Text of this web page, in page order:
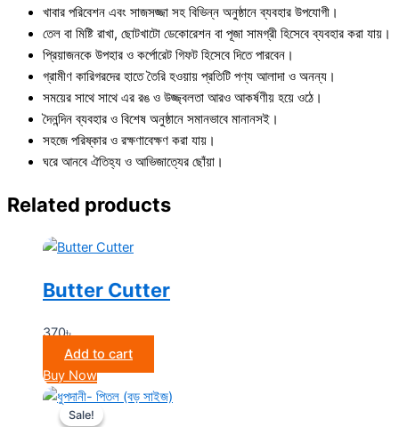
খাবার পরিবেশন এবং সাজসজ্জা সহ বিভিন্ন অনুষ্ঠানে ব্যবহার উপযোগী।
তেল বা মিষ্টি রাখা, ছোটখাটো ডেকোরেশন বা পূজা সামগ্রী হিসেবে ব্যবহার করা যায়।
প্রিয়াজনকে উপহার ও কর্পোরেট গিফট হিসেবে দিতে পারবেন।
গ্রামীণ কারিগরদের হাতে তৈরি হওয়ায় প্রতিটি পণ্য আলাদা ও অনন্য।
সময়ের সাথে সাথে এর রঙ ও উজ্জ্বলতা আরও আকর্ষণীয় হয়ে ওঠে।
দৈনন্দিন ব্যবহার ও বিশেষ অনুষ্ঠানে সমানভাবে মানানসই।
সহজে পরিষ্কার ও রক্ষণাবেক্ষণ করা যায়।
ঘরে আনবে ঐতিহ্য ও আভিজাত্যের ছোঁয়া।
Related products
Butter Cutter
370৳
Add to cart
Buy Now
Sale!
Sale!